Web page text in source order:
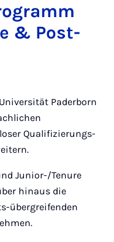
& Post­
Paderborn
Qualifizierungs-
Junior-/Tenure
hinaus die
übergreifenden